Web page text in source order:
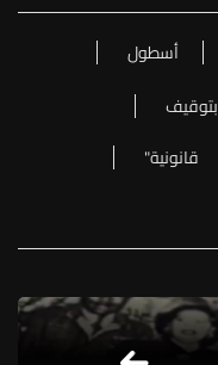
أسطول
بتوقيف
قانونية"